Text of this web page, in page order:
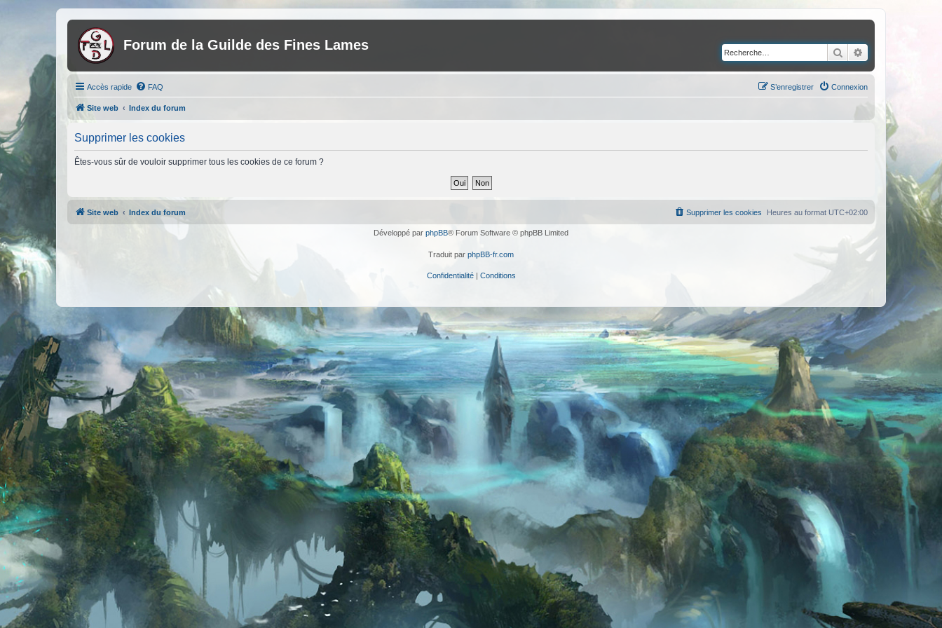
Forum de la Guilde des Fines Lames Rechercher
Accès rapide FAQ Connexion
S’enregistrer
Site web Index du forum
Supprimer les cookies
Êtes-vous sûr de vouloir supprimer tous les cookies de ce forum ?
Site web Index du forum Heures au format UTC+02:00
Supprimer les cookies
Développé par phpBB® Forum Software © phpBB Limited
Traduit par phpBB-fr.com
Confidentialité| Conditions